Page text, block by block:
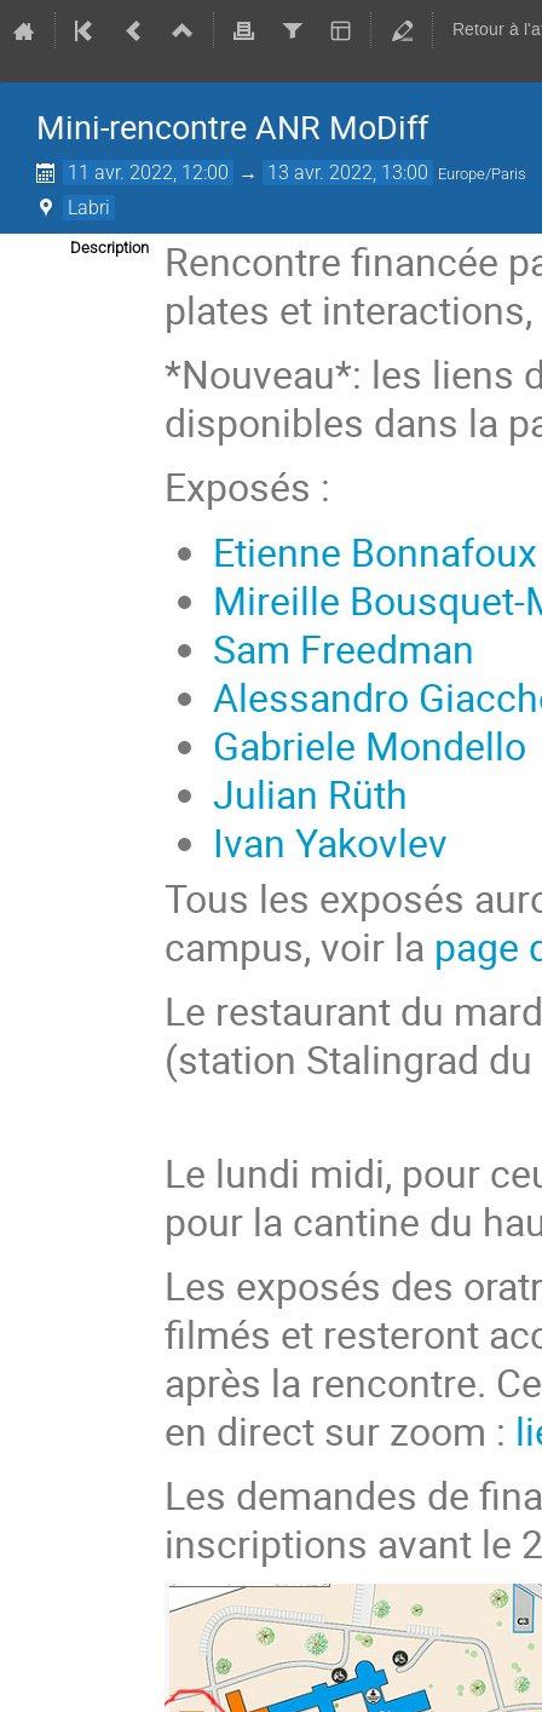
Retour à
Mini-rencontre ANR MoDiff
11 avr. 2022, 12:00 → 13 avr. 2022, 13:00 Europe/Paris
Labri
Description
Rencontre financée
plates et
*Nouveau*: les liens
disponibles dans la
Exposés :
Etienne Bonnafoux
Mireille Bousquet-
Sam Freedman
Alessandro
Gabriele Mondello
Julian Rüth
Ivan Yakovlev
Tous les exposés
campus, voir la page
Le restaurant du
(station Stalingrad
Le lundi midi, pour
pour la cantine du
Les exposés des
filmés et resteront
après la rencontre.
en direct sur zoom :
Les demandes de
inscriptions avant le